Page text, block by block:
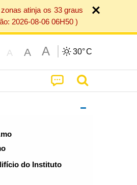
atinja os 33 graus
2026-08-06 06H50 )
A A A 30°C
do Instituto